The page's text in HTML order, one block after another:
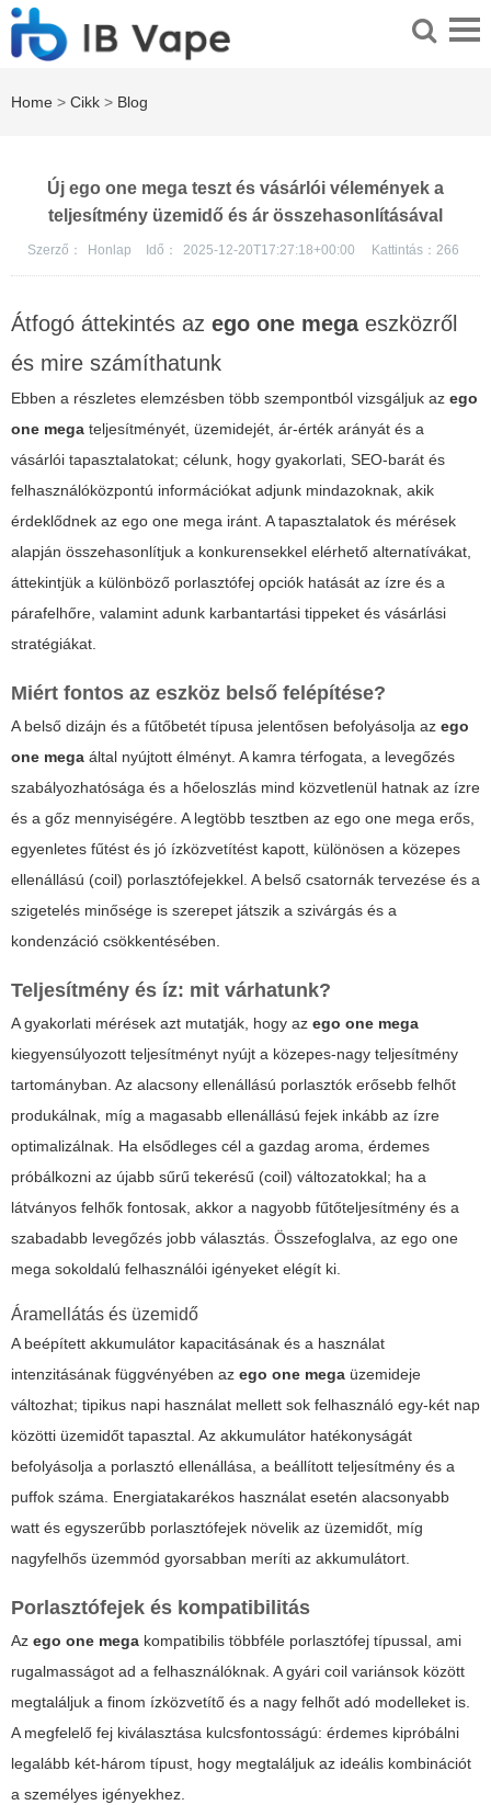
Home > Cikk > Blog
Új ego one mega teszt és vásárlói vélemények a
teljesítmény üzemidő és ár összehasonlításával
Szerző： Honlap Idő： 2025-12-20T17:27:18+00:00 Kattintás： 266
Átfogó áttekintés az ego one megaeszközről
és mire számíthatunk
Ebben a részletes elemzésben több szempontból vizsgáljuk az ego
one mega teljesítményét, üzemidejét, ár-érték arányát és a
vásárlói tapasztalatokat; célunk, hogy gyakorlati, SEO-barát és
felhasználóközpontú információkat adjunk mindazoknak, akik
érdeklődnek az ego one mega iránt. A tapasztalatok és mérések
alapján összehasonlítjuk a konkurensekkel elérhető alternatívákat,
áttekintjük a különböző porlasztófej opciók hatását az ízre és a
párafelhőre, valamint adunk karbantartási tippeket és vásárlási
stratégiákat.
Miért fontos az eszköz belső felépítése?
A belső dizájn és a fűtőbetét típusa jelentősen befolyásolja az ego
one mega által nyújtott élményt. A kamra térfogata, a levegőzés
szabályozhatósága és a hőeloszlás mind közvetlenül hatnak az ízre
és a gőz mennyiségére. A legtöbb tesztben az ego one mega erős,
egyenletes fűtést és jó ízközvetítést kapott, különösen a közepes
ellenállású (coil) porlasztófejekkel. A belső csatornák tervezése és a
szigetelés minősége is szerepet játszik a szivárgás és a
kondenzáció csökkentésében.
Teljesítmény és íz: mit várhatunk?
A gyakorlati mérések azt mutatják, hogy az ego one mega
kiegyensúlyozott teljesítményt nyújt a közepes-nagy teljesítmény
tartományban. Az alacsony ellenállású porlasztók erősebb felhőt
produkálnak, míg a magasabb ellenállású fejek inkább az ízre
optimalizálnak. Ha elsődleges cél a gazdag aroma, érdemes
próbálkozni az újabb sűrű tekerésű (coil) változatokkal; ha a
látványos felhők fontosak, akkor a nagyobb fűtőteljesítmény és a
szabadabb levegőzés jobb választás. Összefoglalva, az ego one
mega sokoldalú felhasználói igényeket elégít ki.
Áramellátás és üzemidő
A beépített akkumulátor kapacitásának és a használat
intenzitásának függvényében az ego one mega üzemideje
változhat; tipikus napi használat mellett sok felhasználó egy-két nap
közötti üzemidőt tapasztal. Az akkumulátor hatékonyságát
befolyásolja a porlasztó ellenállása, a beállított teljesítmény és a
puffok száma. Energiatakarékos használat esetén alacsonyabb
watt és egyszerűbb porlasztófejek növelik az üzemidőt, míg
nagyfelhős üzemmód gyorsabban meríti az akkumulátort.
Porlasztófejek és kompatibilitás
Az ego one mega kompatibilis többféle porlasztófej típussal, ami
rugalmasságot ad a felhasználóknak. A gyári coil variánsok között
megtaláljuk a finom ízközvetítő és a nagy felhőt adó modelleket is.
A megfelelő fej kiválasztása kulcsfontosságú: érdemes kipróbálni
legalább két-három típust, hogy megtaláljuk az ideális kombinációt
a személyes igényekhez.